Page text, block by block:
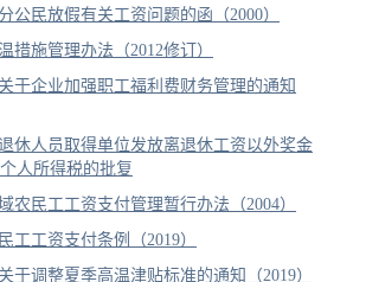
公民放假有关工资问题的函（2000）
措施管理办法（2012修订）
于企业加强职工福利费财务管理的通知
休人员取得单位发放离退休工资以外奖金
人所得税的批复
农民工工资支付管理暂行办法（2004）
工工资支付条例（2019）
于调整夏季高温津贴标准的通知（2019）